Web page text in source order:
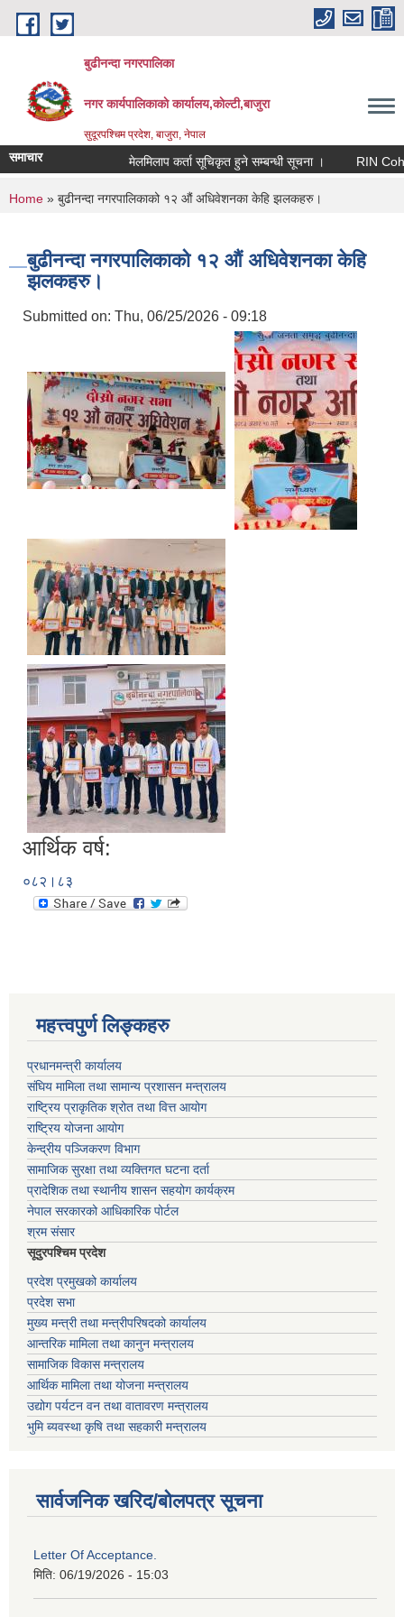
Skip to main content
बुढीनन्दा नगरपालिका
नगर कार्यपालिकाकाे कार्यालय,काेल्टी,बाजुरा
सुदूरपश्चिम प्रदेश, बाजुरा, नेपाल
समाचार मेलमिलाप कर्ता सूचिकृत हुने सम्बन्धी सूचना । RIN Cohor
You are here
Home » बुढीनन्दा नगरपालिकाको १२ औं अधिवेशनका केहि झलकहरु।
बुढीनन्दा नगरपालिकाको १२ औं अधिवेशनका केहि
झलकहरु।
Submitted on: Thu, 06/25/2026 - 09:18
आर्थिक वर्ष:
०८२।८३
महत्त्वपुर्ण लिङ्कहरु
प्रधानमन्त्री कार्यालय
संघिय मामिला तथा सामान्य प्रशासन मन्त्रालय
राष्ट्रिय प्राकृतिक श्रोत तथा वित्त आयोग
राष्ट्रिय योजना आयोग
केन्द्रीय पञ्जिकरण विभाग
सामाजिक सुरक्षा तथा व्यक्तिगत घटना दर्ता
प्रादेशिक तथा स्थानीय शासन सहयोग कार्यक्रम
नेपाल सरकारको आधिकारिक पोर्टल
श्रम संसार
सूदुरपश्चिम प्रदेश
प्रदेश प्रमुखको कार्यालय
प्रदेश सभा
मुख्य मन्त्री तथा मन्त्रीपरिषदको कार्यालय
आन्तरिक मामिला तथा कानुन मन्त्रालय
सामाजिक विकास मन्त्रालय
आर्थिक मामिला तथा योजना मन्त्रालय
उद्योग पर्यटन वन तथा वातावरण मन्त्रालय
भुमि ब्यवस्था कृषि तथा सहकारी मन्त्रालय
सार्वजनिक खरिद/बोलपत्र सूचना
Letter Of Acceptance.
मिति: 06/19/2026 - 15:03